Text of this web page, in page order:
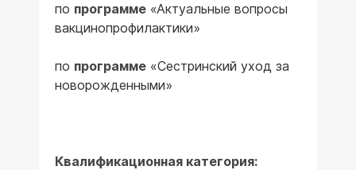
по программе «Актуальные вопросы
вакцинопрофилактики»
по программе «Сестринский уход за
новорожденными»
Квалификационная категория: